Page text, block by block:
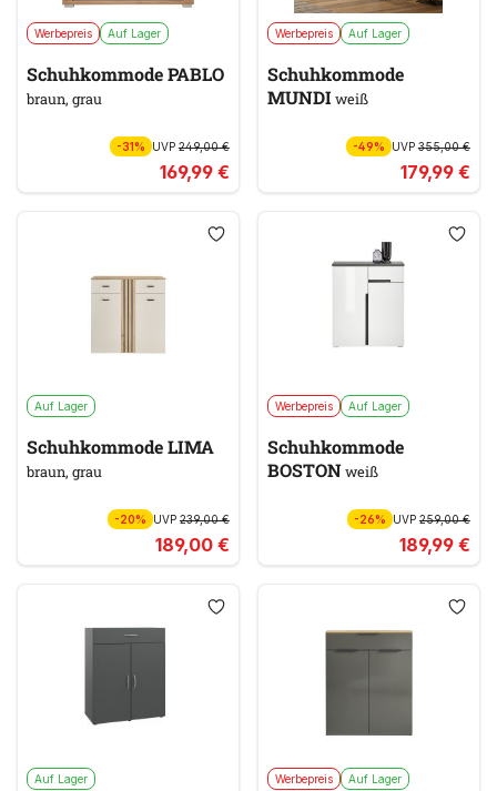
Werbepreis Auf Lager
Schuhkommode PABLO
braun, grau
-31% UVP 249,00 €
169,99 €
Werbepreis Auf Lager
Schuhkommode
MUNDIweiß
-49% UVP355,00 €
179,99 €
Auf Lager
Schuhkommode LIMA
braun, grau
-20% UVP 239,00 €
189,00 €
Werbepreis Auf Lager
Schuhkommode
BOSTONweiß
-26% UVP259,00 €
189,99 €
Auf Lager Werbepreis Auf Lager